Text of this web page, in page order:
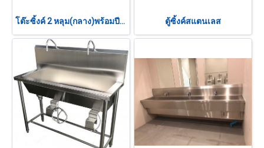
โต๊ะซิ้งค์ 2 หลุม(กลาง)พร้อมปีกหลัง พร้อมชั้นล่าง ตู้ซิ้งค์สแตนเลส